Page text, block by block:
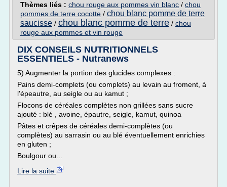
Thèmes liés : chou rouge aux pommes vin blanc / chou
pommes de terre cocotte / chou blanc pomme de terre
saucisse / chou blanc pomme de terre / chou
rouge aux pommes et vin rouge
DIX CONSEILS NUTRITIONNELS
ESSENTIELS - Nutranews
5) Augmenter la portion des glucides complexes :
Pains demi-complets (ou complets) au levain au froment, à
l'épeautre, au seigle ou au kamut ;
Flocons de céréales complètes non grillées sans sucre
ajouté : blé , avoine, épautre, seigle, kamut, quinoa
Pâtes et crêpes de céréales demi-complètes (ou
complètes) au sarrasin ou au blé éventuellement enrichies
en gluten ;
Boulgour ou...
Lire la suite